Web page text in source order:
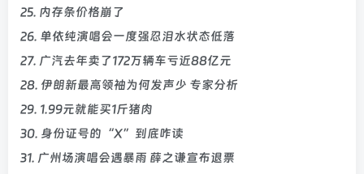
25. 内存条价格崩了
26. 单依纯演唱会一度强忍泪水状态低落
27. 广汽去年卖了172万辆车亏近88亿元
28. 伊朗新最高领袖为何发声少 专家分析
29. 1.99元就能买1斤猪肉
30. 身份证号的“X”到底咋读
31. 广州场演唱会遇暴雨 薛之谦宣布退票